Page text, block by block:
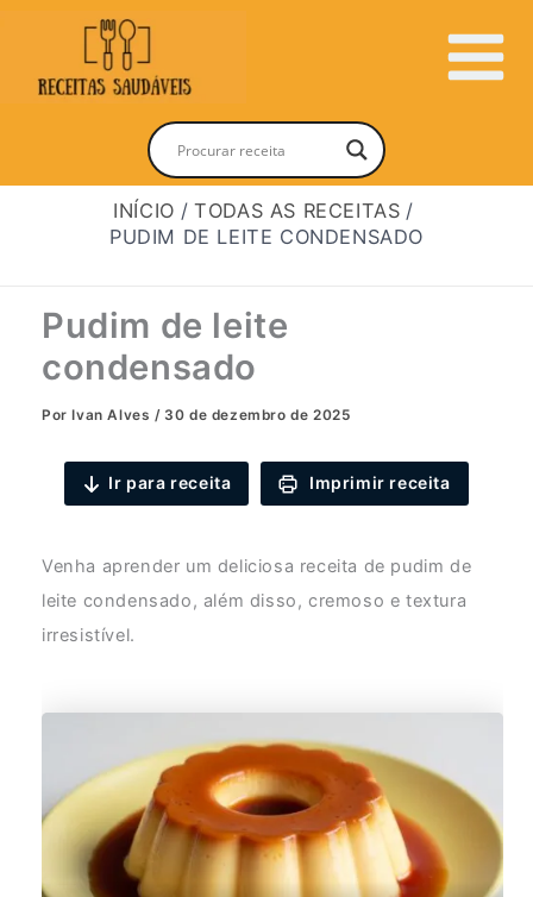
Main
INÍCIO
TODAS AS RECEITAS
PUDIM DE LEITE CONDENSADO
Pudim de leite
condensado
Por Ivan Alves/ 30 de dezembro de 2025
Ir para receita Imprimir receita
Venha aprender um deliciosa receita de pudim de
leite condensado, além disso, cremoso e textura
irresistível.